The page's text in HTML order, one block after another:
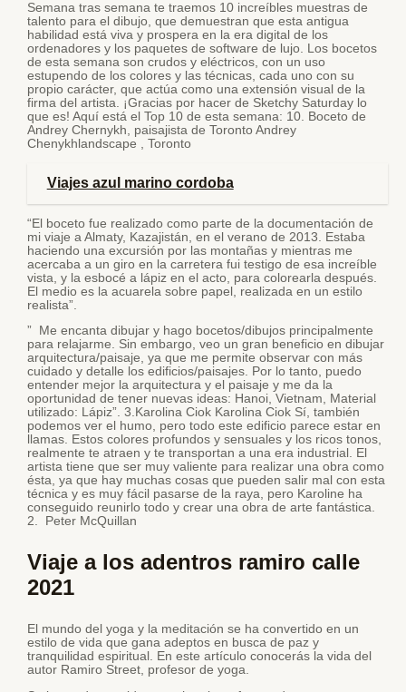
Semana tras semana te traemos 10 increíbles muestras de
talento para el dibujo, que demuestran que esta antigua
habilidad está viva y prospera en la era digital de los
ordenadores y los paquetes de software de lujo. Los bocetos
de esta semana son crudos y eléctricos, con un uso
estupendo de los colores y las técnicas, cada uno con su
propio carácter, que actúa como una extensión visual de la
firma del artista. ¡Gracias por hacer de Sketchy Saturday lo
que es! Aquí está el Top 10 de esta semana: 10. Boceto de
Andrey Chernykh, paisajista de Toronto Andrey
Chenykhlandscape , Toronto
Viajes azul marino cordoba
“El boceto fue realizado como parte de la documentación de
mi viaje a Almaty, Kazajistán, en el verano de 2013. Estaba
haciendo una excursión por las montañas y mientras me
acercaba a un giro en la carretera fui testigo de esa increíble
vista, y la esbocé a lápiz en el acto, para colorearla después.
El medio es la acuarela sobre papel, realizada en un estilo
realista”.
” Me encanta dibujar y hago bocetos/dibujos principalmente
para relajarme. Sin embargo, veo un gran beneficio en dibujar
arquitectura/paisaje, ya que me permite observar con más
cuidado y detalle los edificios/paisajes. Por lo tanto, puedo
entender mejor la arquitectura y el paisaje y me da la
oportunidad de tener nuevas ideas: Hanoi, Vietnam, Material
utilizado: Lápiz”. 3.Karolina Ciok Karolina Ciok Sí, también
podemos ver el humo, pero todo este edificio parece estar en
llamas. Estos colores profundos y sensuales y los ricos tonos,
realmente te atraen y te transportan a una era industrial. El
artista tiene que ser muy valiente para realizar una obra como
ésta, ya que hay muchas cosas que pueden salir mal con esta
técnica y es muy fácil pasarse de la raya, pero Karoline ha
conseguido reunirlo todo y crear una obra de arte fantástica.
2. Peter McQuillan
Viaje a los adentros ramiro calle
2021
El mundo del yoga y la meditación se ha convertido en un
estilo de vida que gana adeptos en busca de paz y
tranquilidad espiritual. En este artículo conocerás la vida del
autor Ramiro Street, profesor de yoga.